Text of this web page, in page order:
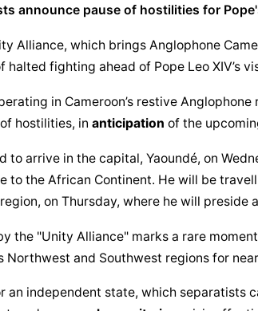
announce pause of hostilities for
Alliance, which brings Anglophone
halted fighting ahead of Pope Leo XIV’s
in Cameroon’s restive Anglophone
hostilities, in anticipation of the
to arrive in the capital, Yaoundé, on
to the African Continent. He will be
on Thursday, where he will preside
the "Unity Alliance" marks a rare
Northwest and Southwest regions for
an independent state, which separatists